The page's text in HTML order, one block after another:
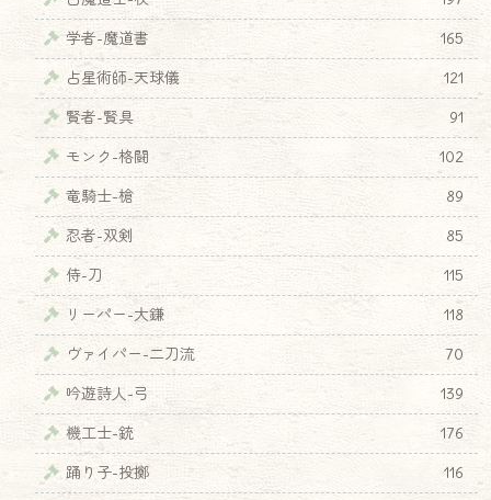
学者-魔道書
165
占星術師-天球儀
121
賢者-賢具
91
モンク-格闘
102
竜騎士-槍
89
忍者-双剣
85
侍-刀
115
リーパー-大鎌
118
ヴァイパー-二刀流
70
吟遊詩人-弓
139
機工士-銃
176
踊り子-投擲
116